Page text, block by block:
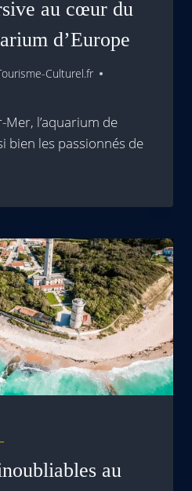
au cœur du
d’Europe
Culturel.fr
l’aquarium de
bien les passionnés de
au